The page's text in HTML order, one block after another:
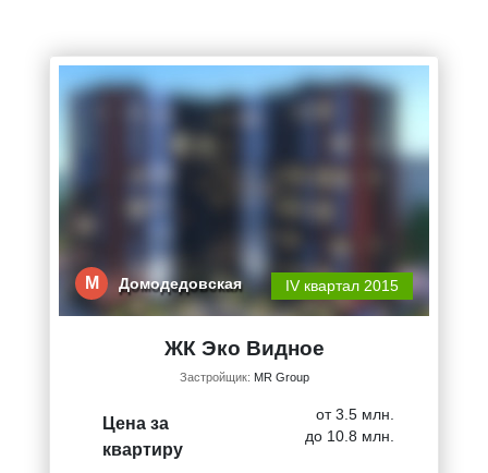
М Домодедовская IV квартал 2015
ЖК Эко Видное
Застройщик: MR Group
Цена за
квартиру
от 3.5 млн.
до 10.8 млн.